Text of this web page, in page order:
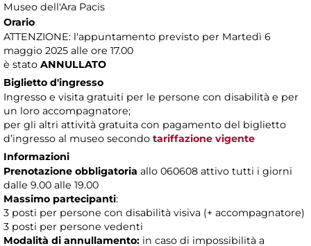
Museo dell'Ara Pacis
Orario
ATTENZIONE: l'appuntamento previsto per Martedì 6
maggio 2025 alle ore 17.00
è stato ANNULLATO
Biglietto d'ingresso
Ingresso e visita gratuiti per le persone con disabilità e per
un loro accompagnatore;
per gli altri attività gratuita con pagamento del biglietto
d’ingresso al museo secondo tariffazione vigente
Informazioni
Prenotazione obbligatoria allo 060608 attivo tutti i giorni
dalle 9.00 alle 19.00
Massimo partecipanti:
3 posti per persone con disabilità visiva (+ accompagnatore)
3 posti per persone vedenti
Modalità di annullamento: in caso di impossibilità a